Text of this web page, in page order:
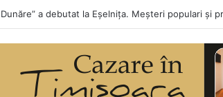
BUNETI